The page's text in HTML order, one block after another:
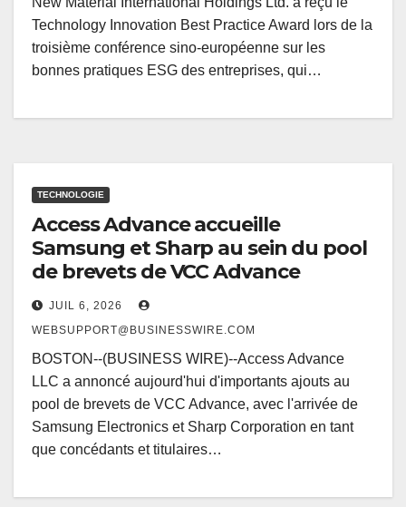
Technology Innovation Best Practice Award lors de la
troisième conférence sino-européenne sur les
bonnes pratiques ESG des entreprises, qui…
TECHNOLOGIE
Access Advance accueille
Samsung et Sharp au sein du pool
de brevets de VCC Advance
JUIL 6, 2026
WEBSUPPORT@BUSINESSWIRE.COM
BOSTON--(BUSINESS WIRE)--Access Advance
LLC a annoncé aujourd'hui d'importants ajouts au
pool de brevets de VCC Advance, avec l'arrivée de
Samsung Electronics et Sharp Corporation en tant
que concédants et titulaires…